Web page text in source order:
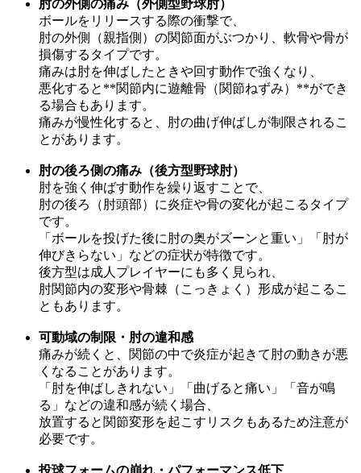
肘の外側の痛み（外側型野球肘）
ボールをリリースする際の衝撃で、
肘の外側（親指側）の関節面がぶつかり、軟骨や骨が
損傷するタイプです。
痛みは肘を伸ばしたときや回す動作で強くなり、
悪化すると**関節内に遊離骨（関節ねずみ）**ができ
る場合もあります。
痛みが慢性化すると、肘の曲げ伸ばしが制限されるこ
とがあります。
肘の後ろ側の痛み（後方型野球肘）
肘を強く伸ばす動作を繰り返すことで、
肘の後ろ（肘頭部）に炎症や骨の変化が起こるタイプ
です。
「ボールを投げた後に肘の奥がズーンと重い」「肘が
伸びきらない」などの症状が特徴です。
後方型は成人プレイヤーにも多く見られ、
肘関節内の変形や骨棘（こっきょく）形成が起こるこ
ともあります。
可動域の制限・肘の違和感
痛みが続くと、関節の中で炎症が起きて肘の動きが悪
くなることがあります。
「肘を伸ばしきれない」「曲げると痛い」「音が鳴
る」などの違和感が続く場合、
放置すると関節変形を起こすリスクもあるため注意が
必要です。
投球フォームの崩れ・パフォーマンス低下